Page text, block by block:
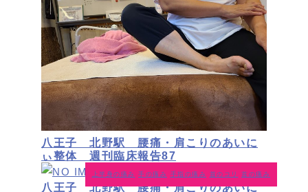
八王子 北野駅 腰痛・肩こりのあいに
ぃ整体 週刊臨床報告87
上半身の痛み 手の痛み 手指の痛み 首のコリ 首の痛み
八王子 北野駅 腰痛・肩こりのあいに